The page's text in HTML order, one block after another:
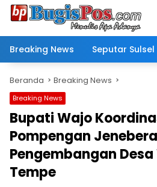
Langsung
Breaking News
Seputar Sulsel
Beranda Breaking News
Breaking News
Bupati Wajo
Pompengan
Pengembangan
Tempe